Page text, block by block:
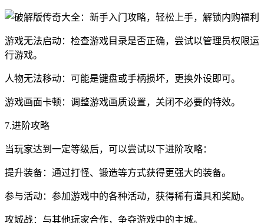
游戏无法启动：检查游戏目录是否正确，尝试以管理员权限运
行游戏。
人物无法移动：可能是键盘或手柄损坏，更换外设即可。
游戏画面卡顿：调整游戏画质设置，关闭不必要的特效。
7.进阶攻略
当玩家达到一定等级后，可以尝试以下进阶攻略：
提升装备：通过打怪、锻造等方式获得更强大的装备。
参与活动：参加游戏中的各种活动，获得稀有道具和奖励。
攻城战：与其他玩家合作，争夺游戏中的主城。